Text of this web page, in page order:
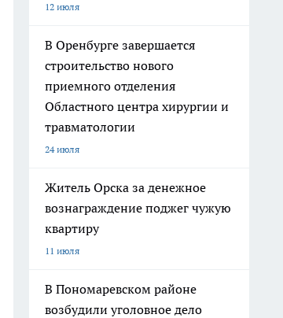
12 июля
В Оренбурге завершается
строительство нового
приемного отделения
Областного центра хирургии и
травматологии
24 июля
Житель Орска за денежное
вознаграждение поджег чужую
квартиру
11 июля
В Пономаревском районе
возбудили уголовное дело